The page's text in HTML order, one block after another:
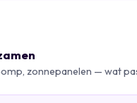
zonnepanelen — wat